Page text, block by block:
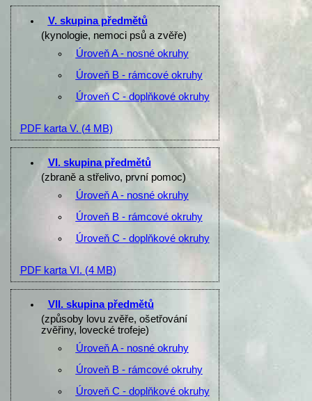
V. skupina předmětů
(kynologie, nemoci psů a zvěře)
Úroveň A - nosné okruhy
Úroveň B - rámcové okruhy
Úroveň C - doplňkové okruhy
PDF karta V. (4 MB)
VI. skupina předmětů
(zbraně a střelivo, první pomoc)
Úroveň A - nosné okruhy
Úroveň B - rámcové okruhy
Úroveň C - doplňkové okruhy
PDF karta VI. (4 MB)
VII. skupina předmětů
(způsoby lovu zvěře, ošetřování
zvěřiny, lovecké trofeje)
Úroveň A - nosné okruhy
Úroveň B - rámcové okruhy
Úroveň C - doplňkové okruhy